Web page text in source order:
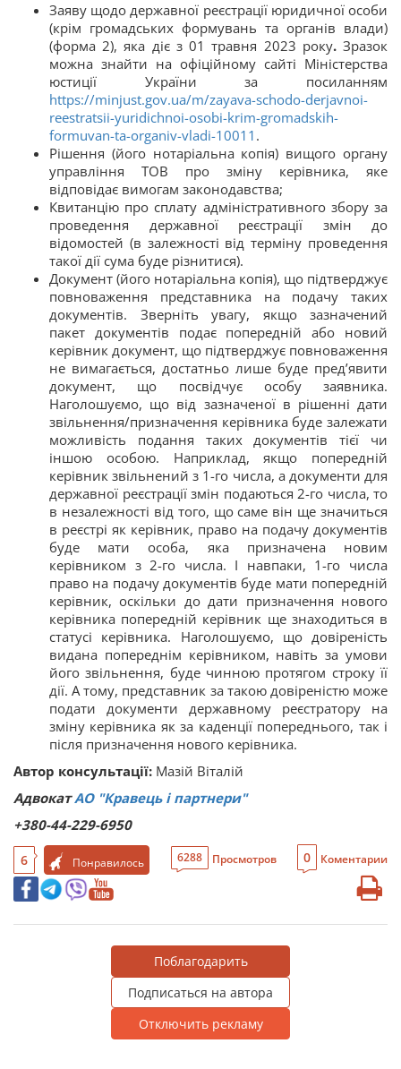
Заяву щодо державної реєстрації юридичної особи
(крім громадських формувань та органів влади)
(форма 2), яка діє з 01 травня 2023 року.Зразок
можна знайти на офіційному сайті Міністерства
юстиції України за посиланням
https://minjust.gov.ua/m/zayava-schodo-derjavnoi-
reestratsii-yuridichnoi-osobi-krim-gromadskih-
formuvan-ta-organiv-vladi-10011 .
Рішення (його нотаріальна копія) вищого органу
управління ТОВ про зміну керівника, яке
відповідає вимогам законодавства;
Квитанцію про сплату адміністративного збору за
проведення державної реєстрації змін до
відомостей (в залежності від терміну проведення
такої дії сума буде різнитися).
Документ (його нотаріальна копія), що підтверджує
повноваження представника на подачу таких
документів. Зверніть увагу, якщо зазначений
пакет документів подає попередній або новий
керівник документ, що підтверджує повноваження
не вимагається, достатньо лише буде пред’явити
документ, що посвідчує особу заявника.
Наголошуємо, що від зазначеної в рішенні дати
звільнення/призначення керівника буде залежати
можливість подання таких документів тієї чи
іншою особою. Наприклад, якщо попередній
керівник звільнений з 1-го числа, а документи для
державної реєстрації змін подаються 2-го числа, то
в незалежності від того, що саме він ще значиться
в реєстрі як керівник, право на подачу документів
буде мати особа, яка призначена новим
керівником з 2-го числа. І навпаки, 1-го числа
право на подачу документів буде мати попередній
керівник, оскільки до дати призначення нового
керівника попередній керівник ще знаходиться в
статусі керівника. Наголошуємо, що довіреність
видана попереднім керівником, навіть за умови
його звільнення, буде чинною протягом строку її
дії. А тому, представник за такою довіреністю може
подати документи державному реєстратору на
зміну керівника як за каденції попереднього, так і
після призначення нового керівника.
Автор консультації: Мазій Віталій
АдвокатАО "Кравець і партнери"
+380-44-229-6950
6 Понравилось 6288 Просмотров 0 Коментарии
Поблагодарить
Подписаться на автора
Отключить рекламу